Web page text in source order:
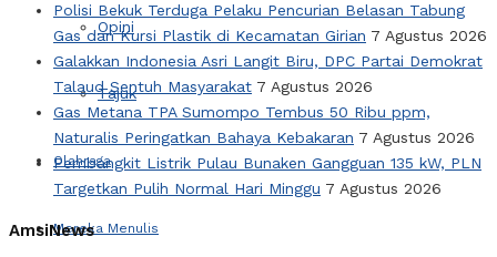
Opini
Tajuk
Olahraga
Mereka Menulis
Polisi Bekuk Terduga Pelaku Pencurian Belasan Tabung
Gas dan Kursi Plastik di Kecamatan Girian 7 Agustus 2026
Galakkan Indonesia Asri Langit Biru, DPC Partai Demokrat
Talaud Sentuh Masyarakat 7 Agustus 2026
Gas Metana TPA Sumompo Tembus 50 Ribu ppm,
Naturalis Peringatkan Bahaya Kebakaran 7 Agustus 2026
Pembangkit Listrik Pulau Bunaken Gangguan 135 kW, PLN
Targetkan Pulih Normal Hari Minggu 7 Agustus 2026
AmsiNews